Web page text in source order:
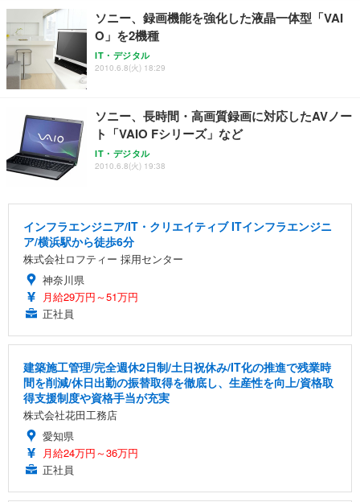
務用 おしゃれ パソコンチェア (ホワイト)
ANDWINT オフィスチェア デスクチェア 肘なし メ
ッシュ 通気性 ランバーサポート付き 腰サポート ガ
ス圧無段階昇降 360度回転 キャスター付き コンパク
【MiniLED/24.5inch/280Hz/FHD】GRAPHT THE S
HOOTER Gaming Monitor 24” Essential ゲーミン
グモニター QD 24.5インチ 1ms FHD 量子ドット 残
アイリスオーヤマ ペットシーツ 超厚型 お徳用 レギ
ュラー 200枚入【Amazon.co.jp限定】
ソニー、録画機能を強化した液晶一体型「VAI
O」を2機種
IT・デジタル
2010.6.8(火) 18:29
ソニー、長時間・高画質録画に対応したAVノー
ト「VAIO Fシリーズ」など
IT・デジタル
2010.6.8(火) 19:38
インフラエンジニア/IT・クリエイティブ ITインフラエンジニ
ア/横浜駅から徒歩6分
株式会社ロフティー 採用センター
神奈川県
月給29万円～51万円
正社員
建築施工管理/完全週休2日制/土日祝休み/IT化の推進で残業時
間を削減/休日出勤の振替取得を徹底し、生産性を向上/資格取
得支援制度や資格手当が充実
株式会社花田工務店
愛知県
月給24万円～36万円
正社員